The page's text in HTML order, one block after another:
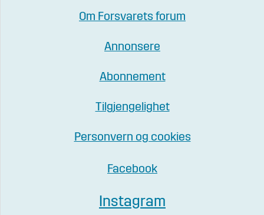
Om Forsvarets forum
Annonsere
Abonnement
Tilgjengelighet
Personvern og cookies
Facebook
Instagram